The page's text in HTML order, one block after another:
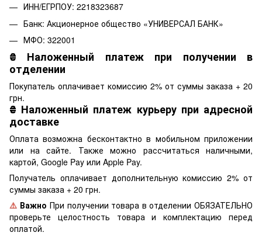
ИНН/ЕГРПОУ: 2218323687
Банк: Акционерное общество «УНИВЕРСАЛ БАНК»
МФО: 322001
₴ Наложенный платеж при получении в
отделении
Покупатель оплачивает комиссию 2% от суммы заказа + 20
грн.
₴ Наложенный платеж курьеру при адресной
доставке
Оплата возможна бесконтактно в мобильном приложении
или на сайте. Также можно рассчитаться наличными,
картой, Google Pay или Apple Pay.
Получатель оплачивает дополнительную комиссию 2% от
суммы заказа + 20 грн.
⚠️ Важно При получении товара в отделении ОБЯЗАТЕЛЬНО
проверьте целостность товара и комплектацию перед
оплатой.